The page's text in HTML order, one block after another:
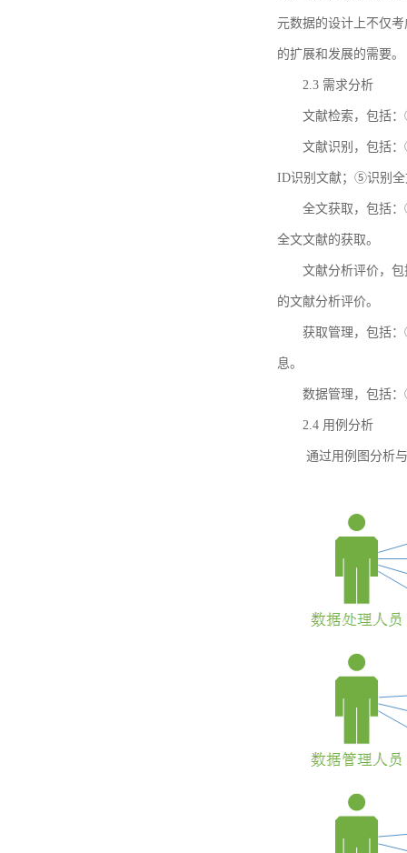
元数据的设计上不仅
的扩展和发展的需要。
2.3 需求分析
文献检索，包括
文献识别，包括
ID识别文献；⑤识别全
全文获取，包括
全文文献的获取。
文献分析评价，
的文献分析评价。
获取管理，包括
息。
数据管理，包括
2.4 用例分析
通过用例图分析